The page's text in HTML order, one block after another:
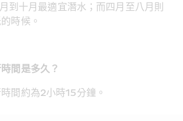
到十月最適宜潛水；而四月至八月則
時候。
間是多久？
間約為2小時15分鐘。